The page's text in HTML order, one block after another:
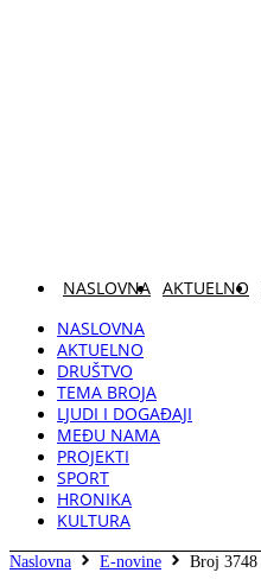
NASLOVNA AKTUELNO
NASLOVNA
AKTUELNO
DRUŠTVO
TEMA BROJA
LJUDI I DOGAĐAJI
MEĐU NAMA
PROJEKTI
SPORT
HRONIKA
KULTURA
Naslovna E-novine Broj 3748